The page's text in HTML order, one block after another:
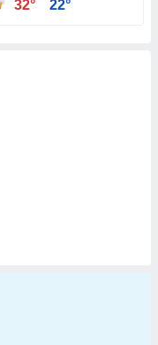
32° 22°